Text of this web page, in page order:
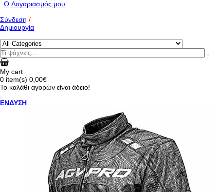
O Λογαριασμός μου
Σύνδεση /
Δημιουργία
My cart
0 item(s) 0,00€
Το καλάθι αγορών είναι άδειο!
ΕΝΔΥΣΗ